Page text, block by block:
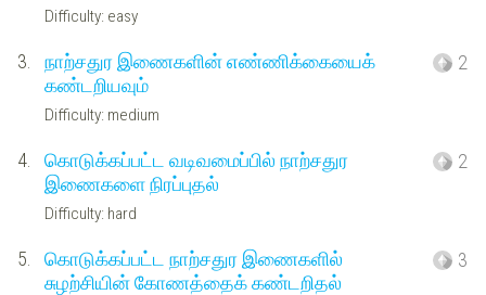
Difficulty: easy
3.
நாற்சதுர இணைகளின் எண்ணிக்கையைக்
கண்டறியவும்
Difficulty: medium
2
4.
கொடுக்கப்பட்ட வடிவமைப்பில் நாற்சதுர
இணைகளை நிரப்புதல்
Difficulty: hard
2
5.
கொடுக்கப்பட்ட நாற்சதுர இணைகளில்
சுழற்சியின் கோணத்தைக் கண்டறிதல்
3